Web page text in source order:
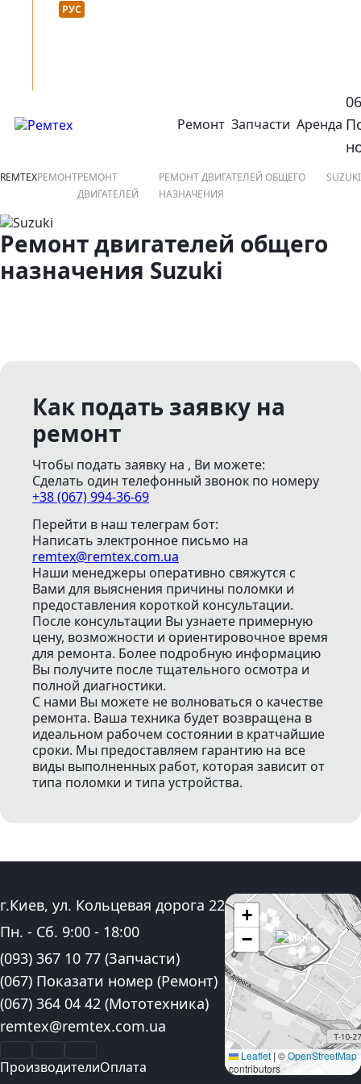
Язык сайта :
РУС
открыть или закрыть навигационное меню
Ремонт Запчасти Аренда
REMTEXРЕМОНТРЕМОНТ
ДВИГАТЕЛЕЙ
РЕМОНТ ДВИГАТЕЛЕЙ ОБЩЕГО
НАЗНАЧЕНИЯ
SUZUKI
Ремонт двигателей общего
назначения Suzuki
Как подать заявку на
ремонт
Чтобы подать заявку на , Ви можете:
Сделать один телефонный звонок по номеру
+38 (067) 994-36-69
Перейти в наш телеграм бот:
Написать электронное письмо на
remtex@remtex.com.ua
Наши менеджеры оперативно свяжутся с
Вами для выяснения причины поломки и
предоставления короткой консультации.
После консультации Вы узнаете примерную
цену, возможности и ориентировочное время
для ремонта. Более подробную информацию
Вы получите после тщательного осмотра и
полной диагностики.
С нами Вы можете не волноваться о качестве
ремонта. Ваша техника будет возвращена в
идеальном рабочем состоянии в кратчайшие
сроки. Мы предоставляем гарантию на все
виды выполненных работ, которая зависит от
типа поломки и типа устройства.
Адрес:
г.Киев, ул. Кольцевая дорога 22
График работы:
Пн. - Сб. 9:00 - 18:00
Контактные номера телефона:
(093) 367 10 77 (Запчасти)
(067) Показати номер (Ремонт)
(067) 364 04 42 (Мототехника)
Электронная почта:
remtex@remtex.com.ua
ПроизводителиОплата
+
−
Leaflet | ©OpenStreetMap
contributors